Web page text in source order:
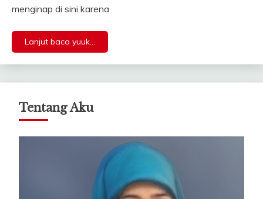
menginap di sini karena
Lanjut baca yuuk...
Tentang Aku